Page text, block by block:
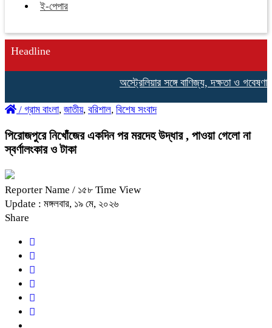
ই-পেপার
Headline
অস্ট্রেলিয়ার সঙ্গে বাণিজ্য, দক্ষতা ও গবেষণা
/ গ্রাম বাংলা, জাতীয়, বরিশাল, বিশেষ সংবাদ
পিরোজপুরে নিখোঁজের একদিন পর মরদেহ উদ্ধার , পাওয়া গেলো না
স্বর্ণালংকার ও টাকা
Reporter Name / ১৫৮ Time View
Update : মঙ্গলবার, ১৯ মে, ২০২৬
Share